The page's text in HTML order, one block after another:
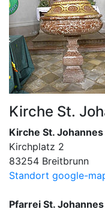
Kirche St.
Kirche St.
Kirchplatz 2
83254 Breitbrunn
Standort google-
Pfarrei St.